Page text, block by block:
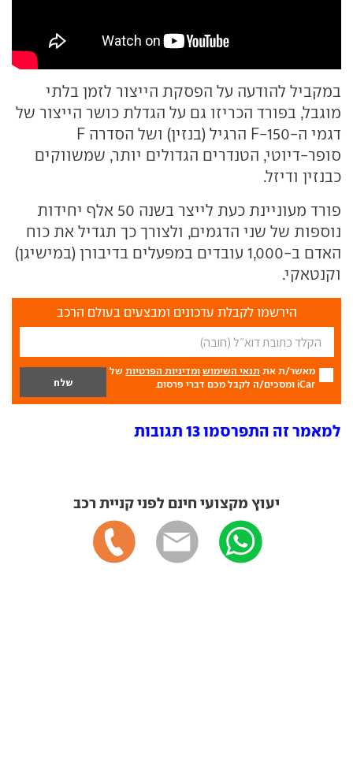
במקביל להודעה על הפסקת הייצור לזמן בלתי
מוגבל, בפורד הכריזו גם על הגדלת כושר הייצור של
דגמי ה-F-150 הרגיל (בנזין) ושל הסדרה F
סופר-דיוטי, הטנדרים הגדולים יותר, שמשווקים
כבנזין ודיזל.
פורד מעוניינת כעת לייצר בשנה 50 אלף יחידות
נוספות של שני הדגמים, ולצורך כך תגדיל את כוח
האדם ב-1,000 עובדים במפעלים בדיבורן (במישיגן)
וקנטאקי.
הירשמו לקבלת עדכונים ומבצעים בעולם הרכב
מאשר/ת את תנאי השימוש ומדיניות הפרטיות של
iCar ומסכים/ה לקבל מכם דברי פרסום.
למאמר זה התפרסמו 13 תגובות
יעוץ מקצועי חינם לפני קניית רכב